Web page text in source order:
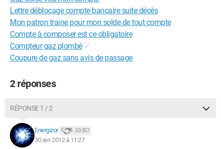
Lettre déblocage compte bancaire suite décès
Mon patron traine pour mon solde de tout compte
Compte à composer est ce obligatoire
Compteur gaz plombé ✓
Coupure de gaz sans avis de passage
2 réponses
RÉPONSE 1 / 2
Energizor 20 357
30 avr. 2012 à 11:27